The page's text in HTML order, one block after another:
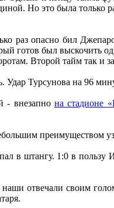
Но это была
раз опасно бил
готов был выскочить
Второй тайм так и
Удар Турсунова на 96
- внезапно на стадионе
преимуществом
в штангу. 1:0 в
наши отвечали своим